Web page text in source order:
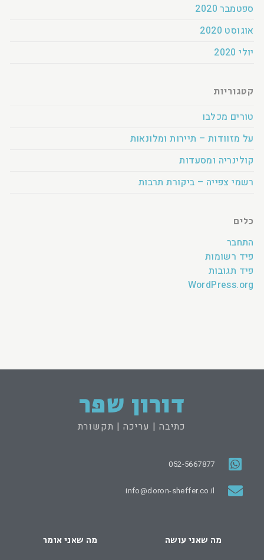
ספטמבר 2020
אוגוסט 2020
יולי 2020
קטגוריות
טורים מכלבו
על מזוודות – תיירות ומלונאות
קולינריה ומסעדות
רשמי צפייה – ביקורת תרבות
כלים
התחבר
פיד רשומות
פיד תגובות
WordPress.org
דורון שפר
כתיבה | עריכה | תקשורת
052-5667877
info@doron-sheffer.co.il
מה שאני עושה מה שאני אומר